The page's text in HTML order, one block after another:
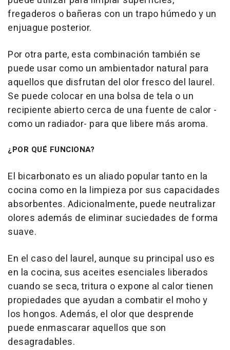
fregaderos o bañeras con un trapo húmedo y un
enjuague posterior.
Por otra parte, esta combinación también se
puede usar como un ambientador natural para
aquellos que disfrutan del olor fresco del laurel.
Se puede colocar en una bolsa de tela o un
recipiente abierto cerca de una fuente de calor -
como un radiador- para que libere más aroma.
¿POR QUÉ FUNCIONA?
El bicarbonato es un aliado popular tanto en la
cocina como en la limpieza por sus capacidades
absorbentes. Adicionalmente, puede neutralizar
olores además de eliminar suciedades de forma
suave.
En el caso del laurel, aunque su principal uso es
en la cocina, sus aceites esenciales liberados
cuando se seca, tritura o expone al calor tienen
propiedades que ayudan a combatir el moho y
los hongos. Además, el olor que desprende
puede enmascarar aquellos que son
desagradables.